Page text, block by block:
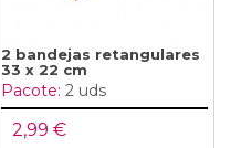
2 bandejas retangulares
33 x 22 cm
Pacote: 2 uds
2,99 €